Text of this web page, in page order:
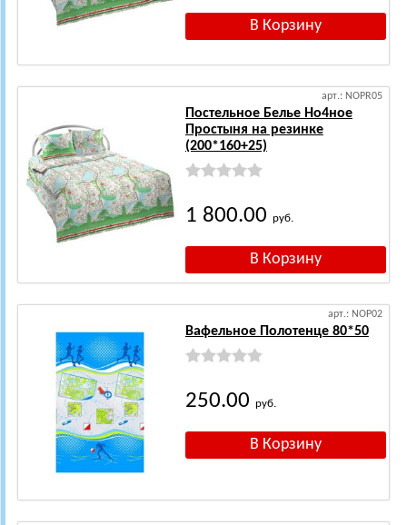
арт.: NOPR05
Постельное Белье Но4ное
Простыня на резинке
(200*160+25)
1 800.00 руб.
арт.: NOP02
Вафельное Полотенце 80*50
250.00 руб.